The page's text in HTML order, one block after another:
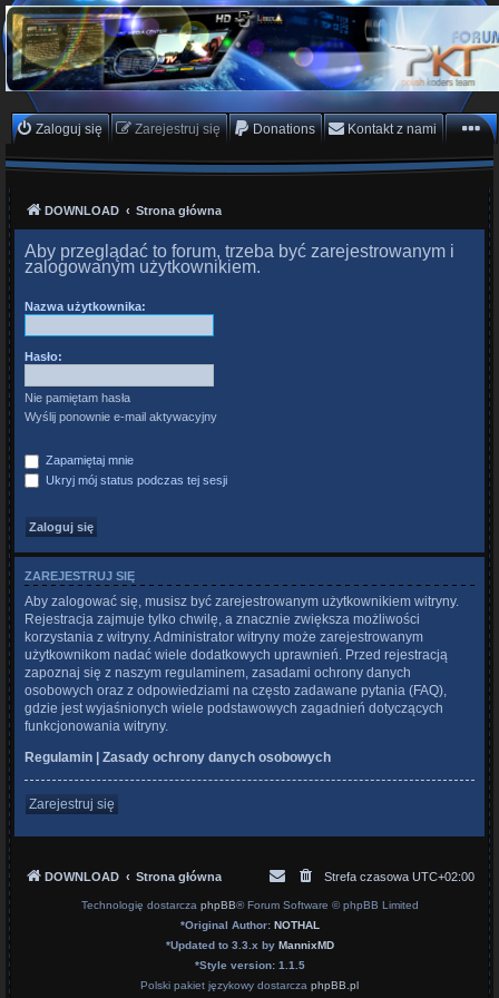
PKTeam - Polish Koders
Team
Hyperion, Enigma, E2, PKT, listy kanałów, oscam
Zaloguj się Zarejestruj się Donations Kontakt z nami
DOWNLOAD Strona główna
Aby przeglądać to forum, trzeba być zarejestrowanym i
zalogowanym użytkownikiem.
Nazwa użytkownika:
Hasło:
Nie pamiętam hasła
Wyślij ponownie e-mail aktywacyjny
Zapamiętaj mnie
Ukryj mój status podczas tej sesji
ZAREJESTRUJ SIĘ
Aby zalogować się, musisz być zarejestrowanym użytkownikiem witryny.
Rejestracja zajmuje tylko chwilę, a znacznie zwiększa możliwości
korzystania z witryny. Administrator witryny może zarejestrowanym
użytkownikom nadać wiele dodatkowych uprawnień. Przed rejestracją
zapoznaj się z naszym regulaminem, zasadami ochrony danych
osobowych oraz z odpowiedziami na często zadawane pytania (FAQ),
gdzie jest wyjaśnionych wiele podstawowych zagadnień dotyczących
funkcjonowania witryny.
Regulamin | Zasady ochrony danych osobowych
Zarejestruj się
DOWNLOAD Strona główna Strefa czasowa UTC+02:00
Technologię dostarcza phpBB® Forum Software © phpBB Limited
*Original Author: NOTHAL
*Updated to 3.3.x by MannixMD
*Style version: 1.1.5
Polski pakiet językowy dostarcza phpBB.pl